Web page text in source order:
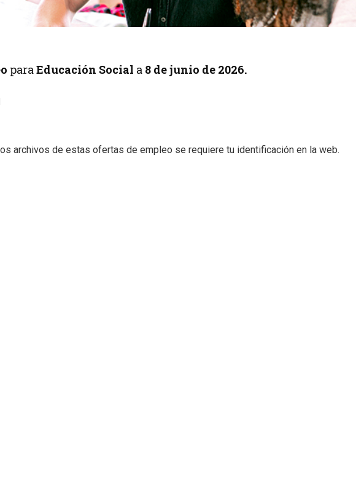
paraEducación Social a 8 de junio de 2026.
archivos de estas ofertas de empleo se requiere tu identificación en la web.